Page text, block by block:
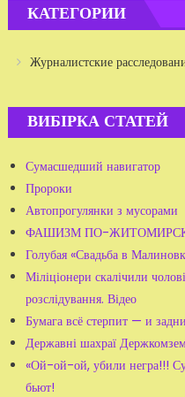
КАТЕГОРИИ
Журналистские
ВИБІРКА СТАТЕЙ
Сумасшедший навигатор
Пророки
Автопрогулянки з мусорами
ФАШИЗМ ПО-
Голубая «Свадьба в
Міліціонери скалічили
розслідування. Відео
Бумага всё стерпит — и
Державні шахраї
«Ой-ой-ой, убили негра!!!
бьют!